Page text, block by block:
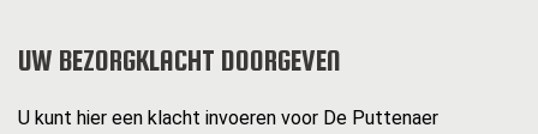
UW BEZORGKLACHT DOORGEVEN
U kunt hier een klacht invoeren voor De Puttenaer